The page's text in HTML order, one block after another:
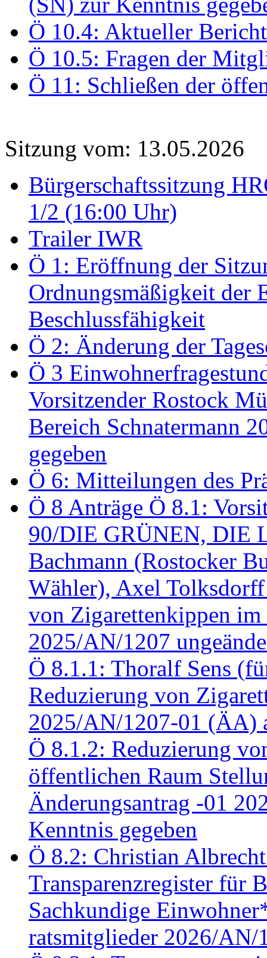
Ö 10.4: Aktueller
Ö 10.5: Fragen der
Ö 11: Schließen der
Sitzung vom: 13.05.2026
Bürgerschaftssitzung
1/2 (16:00 Uhr)
Trailer IWR
Ö 1: Eröffnung der
Ordnungsmäßigkeit der
Beschlussfähigkeit
Ö 2: Änderung der
Ö 3
Vorsitzender Rostock
Bereich Schnatermann
gegeben
Ö 6: Mitteilungen des
Ö 8 Anträge Ö 8.1:
90/DIE GRÜNEN, DIE
Bachmann (Rostocker
Wähler), Axel
von Zigarettenkippen
2025/AN/1207
Ö 8.1.1: Thoralf Sens
Reduzierung von
2025/AN/1207-01 (ÄA)
Ö 8.1.2: Reduzierung
öffentlichen Raum
Änderungsantrag -01
Kenntnis gegeben
Ö 8.2: Christian
Transparenzregister für
Sachkundige
ratsmitglieder 2026/AN/